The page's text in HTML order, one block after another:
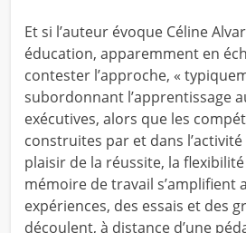
Et si l’auteur évoque Céline
éducation, apparemment en
contester l’approche, «
subordonnant l’apprentissage
exécutives, alors que les
construites par et dans l’activité
plaisir de la réussite, la
mémoire de travail s’amplifient
expériences, des essais et des
découlent, à distance d’une